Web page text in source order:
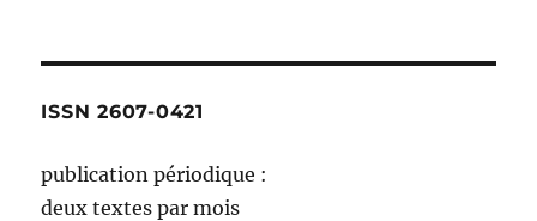
ISSN 2607-0421
publication périodique :
deux textes par mois